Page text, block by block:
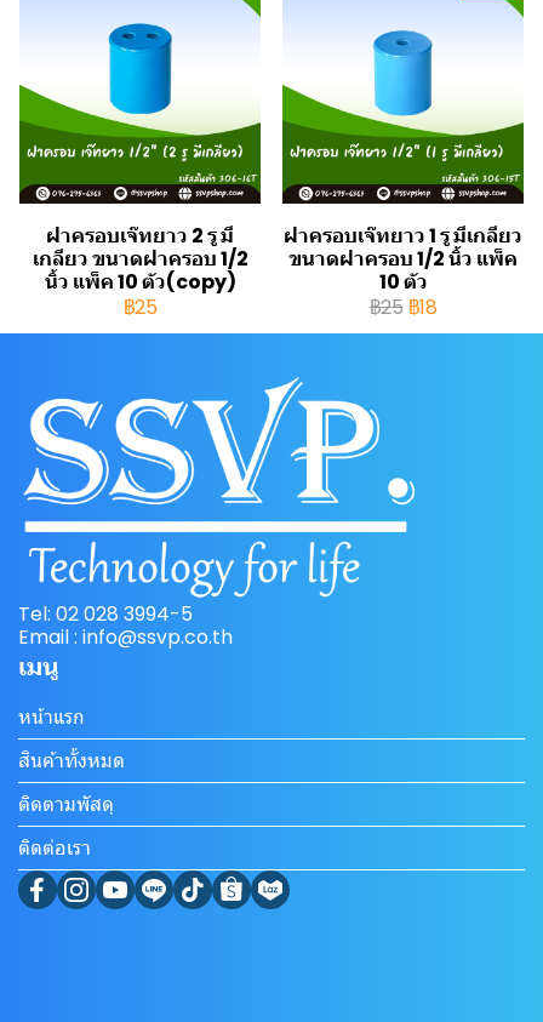
ฝาครอบเจ๊ทยาว 2 รู มี
เกลียว ขนาดฝาครอบ 1/2
นิ้ว แพ็ค 10 ตัว(copy)
฿25
ฝาครอบเจ๊ทยาว 1 รู มีเกลียว
ขนาดฝาครอบ 1/2 นิ้ว แพ็ค
10 ตัว
฿25 ฿18
Tel: 02 028 3994-5
Email : info@ssvp.co.th
เมนู
หน้าแรก
สินค้าทั้งหมด
ติดตามพัสดุ
ติดต่อเรา